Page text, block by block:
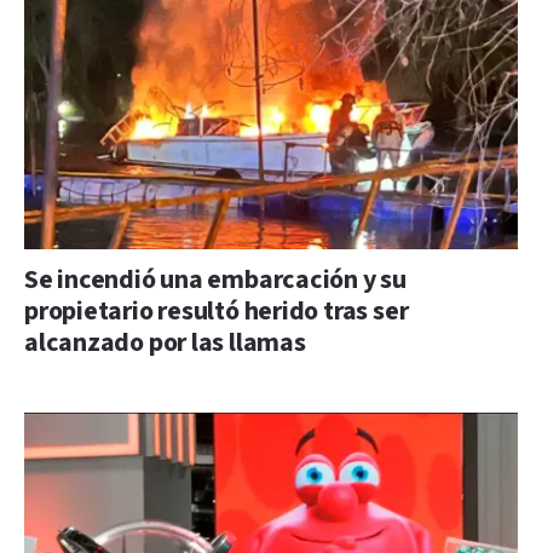
Se incendió una embarcación y su
propietario resultó herido tras ser
alcanzado por las llamas